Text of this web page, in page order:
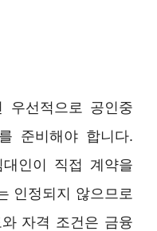
우선적으로 공인중
준비해야 합니다.
인이 직접 계약을
인정되지 않으므로
자격 조건은 금융